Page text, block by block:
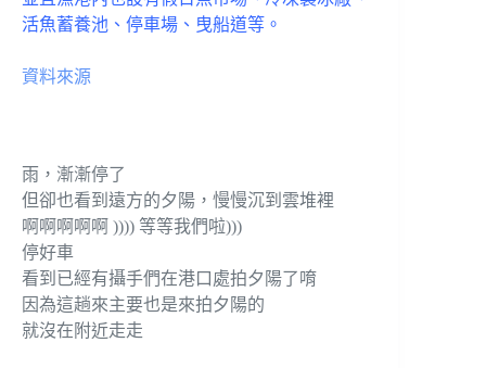
活魚蓄養池、停車場、曳船道等。
資料來源
雨，漸漸停了
但卻也看到遠方的夕陽，慢慢沉到雲堆裡
啊啊啊啊啊 )))) 等等我們啦)))
停好車
看到已經有攝手們在港口處拍夕陽了唷
因為這趟來主要也是來拍夕陽的
就沒在附近走走